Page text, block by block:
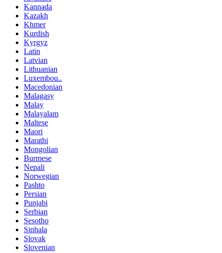
Kannada
Kazakh
Khmer
Kurdish
Kyrgyz
Latin
Latvian
Lithuanian
Luxembou..
Macedonian
Malagasy
Malay
Malayalam
Maltese
Maori
Marathi
Mongolian
Burmese
Nepali
Norwegian
Pashto
Persian
Punjabi
Serbian
Sesotho
Sinhala
Slovak
Slovenian